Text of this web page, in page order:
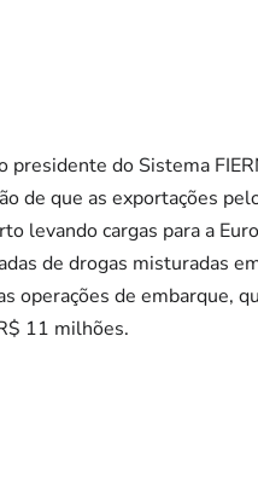
presidente do Sistema
de que as exportações
levando cargas para a
de drogas misturadas
operações de embarque,
11 milhões.